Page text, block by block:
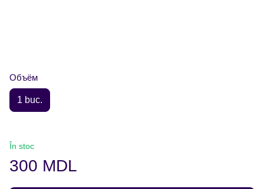
Объём
1 buc.
În stoc
300 MDL